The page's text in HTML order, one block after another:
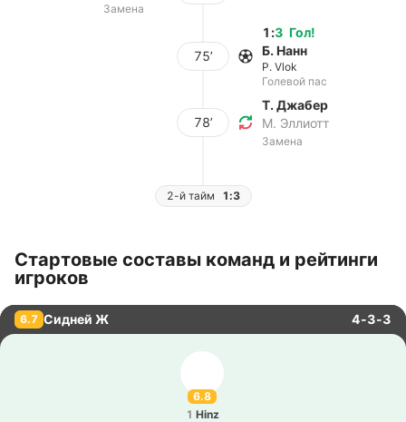
Замена
75’
Гол!
1 :3
Б. Нанн
P. Vlok
Голевой пас
78’
Т. Джабер
М. Эллиотт
Замена
2-й тайм 1:3
Стартовые составы команд и рейтинги
игроков
6.7 Сидней Ж 4-3-3
6.8
1 Hinz